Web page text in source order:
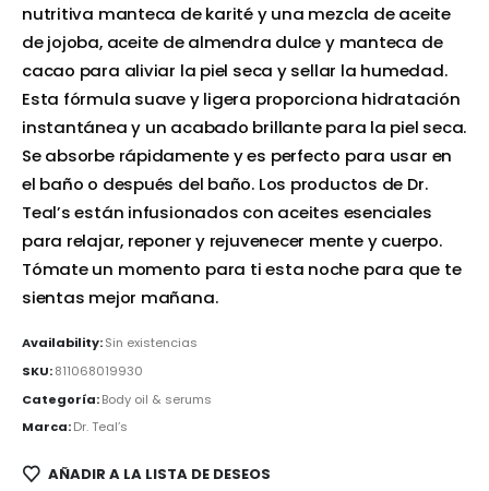
nutritiva manteca de karité y una mezcla de aceite
de jojoba, aceite de almendra dulce y manteca de
cacao para aliviar la piel seca y sellar la humedad.
Esta fórmula suave y ligera proporciona hidratación
instantánea y un acabado brillante para la piel seca.
Se absorbe rápidamente y es perfecto para usar en
el baño o después del baño. Los productos de Dr.
Teal’s están infusionados con aceites esenciales
para relajar, reponer y rejuvenecer mente y cuerpo.
Tómate un momento para ti esta noche para que te
sientas mejor mañana.
Availability:Sin existencias
SKU:811068019930
Categoría:Body oil & serums
Marca:Dr. Teal’s
AÑADIR A LA LISTA DE DESEOS